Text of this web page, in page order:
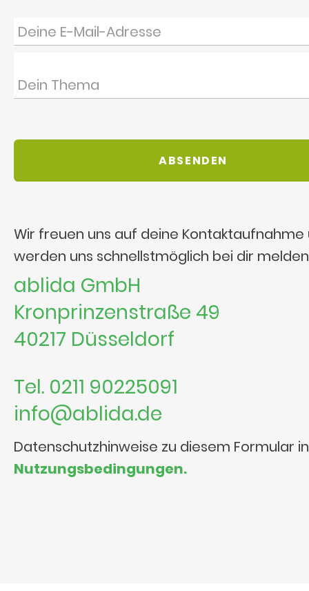
Wir freuen uns auf deine Kontaktaufnahme
werden uns schnellstmöglich bei dir
ablida GmbH
Kronprinzenstraße 49
40217 Düsseldorf
Tel. 0211 90225091
info@ablida.de
Datenschutzhinweise zu diesem Formular
Nutzungsbedingungen.